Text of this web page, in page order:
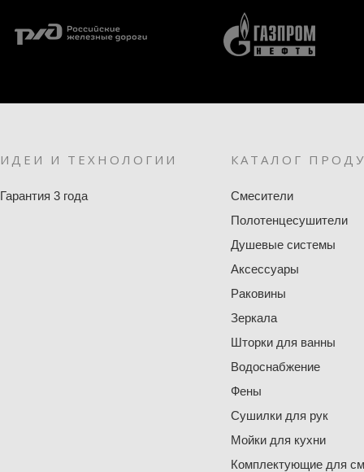
ИДЕИ И ТЕХНОЛОГИИ
Гарантия 3 года
КАТАЛОГ
Смесители
Полотенцесушители
Душевые системы
Аксессуары
Раковины
Зеркала
Шторки для ванны
Водоснабжение
Фены
Сушилки для рук
Мойки для кухни
Комплектующие для